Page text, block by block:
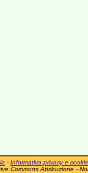
- Informativa privacy e cookie
Commons Attribuzione -